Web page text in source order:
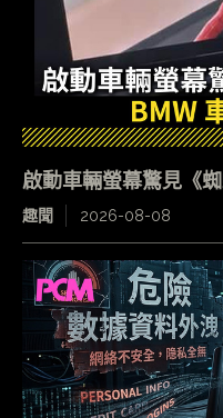
啟動車輛螢幕驚見《
趣聞 2026-08-08